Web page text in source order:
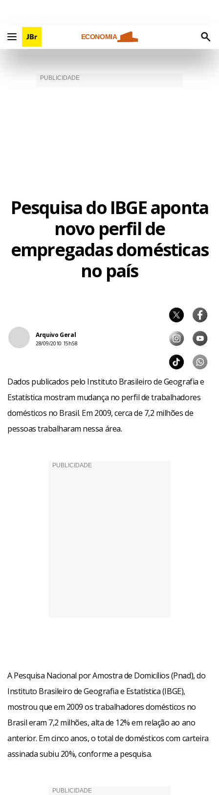
ECONOMIA
Pesquisa do IBGE aponta
novo perfil de
empregadas domésticas
no país
Arquivo Geral
28/09/2010 15h58
Dados publicados pelo Instituto Brasileiro de Geografia e
Estatística mostram mudança no perfil de trabalhadores
domésticos no Brasil. Em 2009, cerca de 7,2 milhões de
pessoas trabalharam nessa área.
A Pesquisa Nacional por Amostra de Domicílios (Pnad), do
Instituto Brasileiro de Geografia e Estatística (IBGE),
mostrou que em 2009 os trabalhadores domésticos no
Brasil eram 7,2 milhões, alta de 12% em relação ao ano
anterior. Em cinco anos, o total de domésticos com carteira
assinada subiu 20%, conforme a pesquisa.